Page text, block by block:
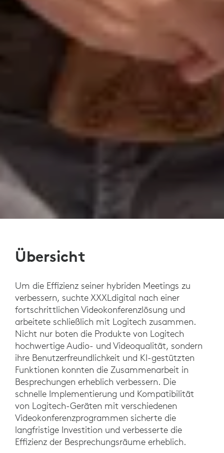
Übersicht
Um die Effizienz seiner hybriden Meetings zu
verbessern, suchte XXXLdigital nach einer
fortschrittlichen Videokonferenzlösung und
arbeitete schließlich mit Logitech zusammen.
Nicht nur boten die Produkte von Logitech
hochwertige Audio- und Videoqualität, sondern
ihre Benutzerfreundlichkeit und KI-gestützten
Funktionen konnten die Zusammenarbeit in
Besprechungen erheblich verbessern. Die
schnelle Implementierung und Kompatibilität
von Logitech-Geräten mit verschiedenen
Videokonferenzprogrammen sicherte die
langfristige Investition und verbesserte die
Effizienz der Besprechungsräume erheblich.